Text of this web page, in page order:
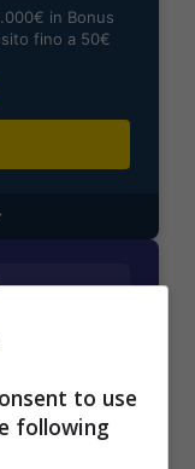
in Bonus
fino a 50€
e sport
fino a 50€ in
in Bonus
to use
following